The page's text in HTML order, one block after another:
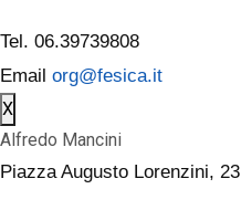
Tel. 06.39739808
Email org@fesica.it
X
Alfredo Mancini
Piazza Augusto Lorenzini, 23